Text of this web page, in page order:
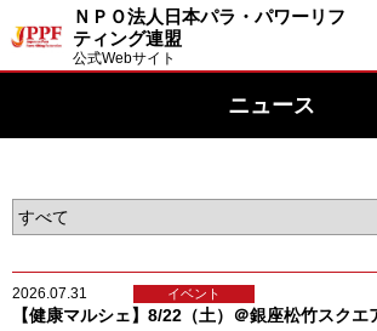
ＮＰＯ法人日本パラ・パワーリフ
ティング連盟
公式Webサイト
ニュース
2026.07.31 イベント
【健康マルシェ】8/22（土）＠銀座松竹スクエ